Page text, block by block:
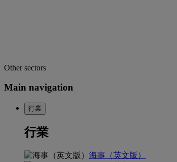
Other sectors
Main navigation
行業
行業
海事（英文版）